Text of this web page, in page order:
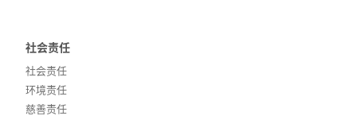
社会责任
社会责任
环境责任
慈善责任